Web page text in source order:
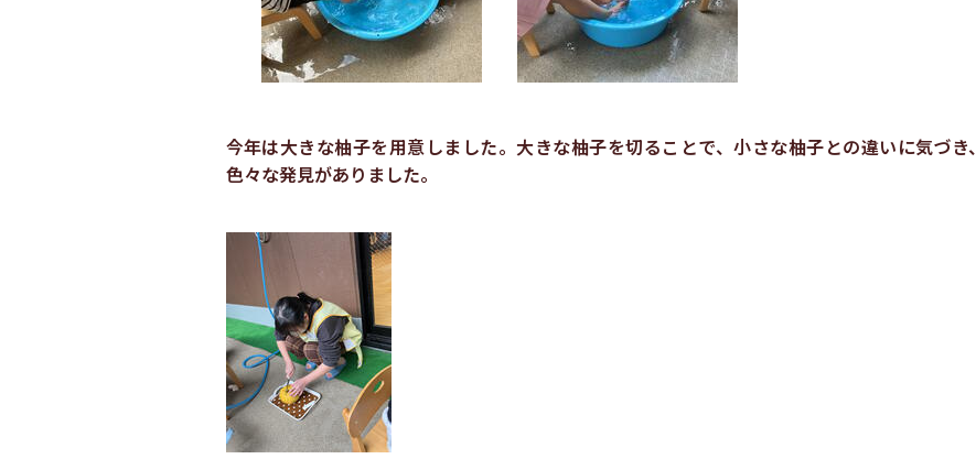
今年は大きな柚子を用意しました。大きな柚子を切ることで、小さな柚子との違いに気づき、
色々な発見がありました。